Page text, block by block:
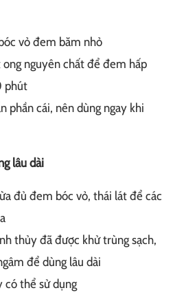
vỏ đem băm nhỏ
nguyên chất để đem hấp
phút
phần cái, nên dùng ngay khi
lâu dài
đủ đem bóc vỏ, thái lát để các
thủy đã được khử trùng sạch,
để dùng lâu dài
có thể sử dụng